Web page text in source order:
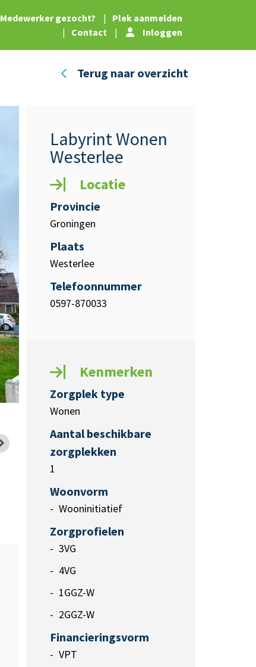
Medewerker gezocht? |
Plek aanmelden
|
Contact | Inloggen
Terug naar overzicht
Labyrint Wonen
Westerlee
Locatie
Provincie
Groningen
Plaats
Westerlee
Telefoonnummer
0597-870033
Kenmerken
Zorgplek type
Wonen
Aantal beschikbare
zorgplekken
1
Woonvorm
Wooninitiatief
Zorgprofielen
3VG
4VG
1GGZ-W
2GGZ-W
Financieringsvorm
VPT